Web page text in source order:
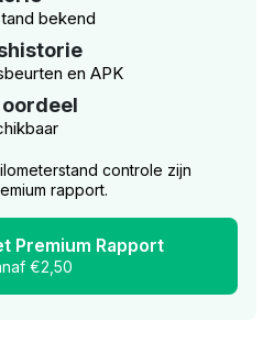
bekend
en APK
controle zijn
rapport.
Premium Rapport
€2,50